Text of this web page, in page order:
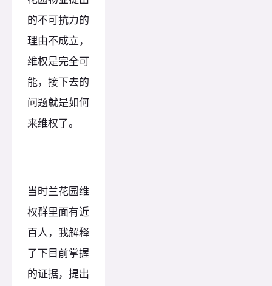
的不可抗力的
理由不成立，
维权是完全可
能，接下去的
问题就是如何
来维权了。
当时兰花园维
权群里面有近
百人，我解释
了下目前掌握
的证据，提出